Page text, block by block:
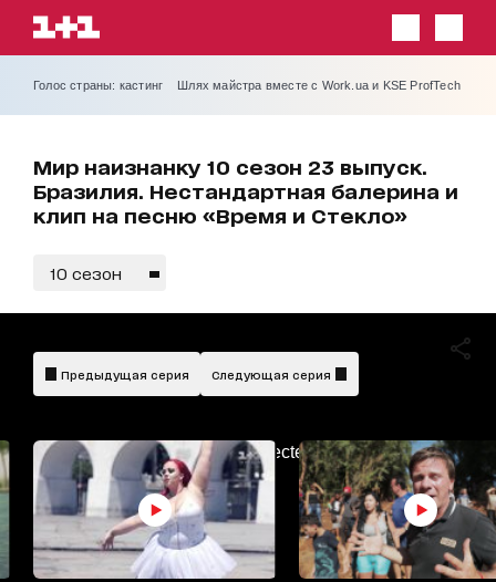
Голос страны: кастинг Шлях майстра вместе с Work.ua и KSE ProfTech
Мир наизнанку 10 сезон 23 выпуск.
Бразилия. Нестандартная балерина и
клип на песню «Время и Стекло»
10 сезон
AdBlockDetected!
Предыдущая серия Следующая серия